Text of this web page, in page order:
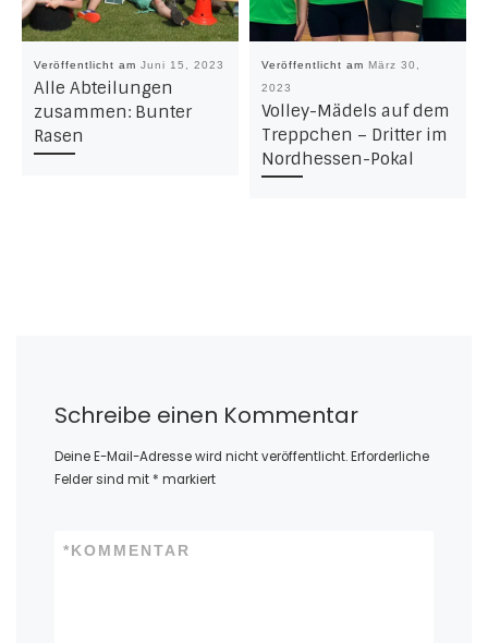
Veröffentlicht am Juni 15, 2023
Alle Abteilungen
zusammen: Bunter
Rasen
Veröffentlicht am März 30,
2023
Volley-Mädels auf dem
Treppchen – Dritter im
Nordhessen-Pokal
Schreibe einen Kommentar
Deine E-Mail-Adresse wird nicht veröffentlicht.Erforderliche
Felder sind mit * markiert
KOMMENTAR
*